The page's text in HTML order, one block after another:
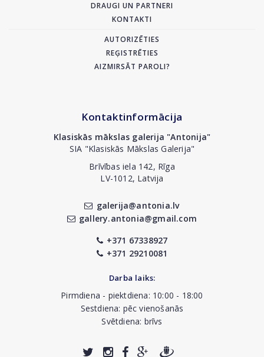
DRAUGI UN PARTNERI
KONTAKTI
AUTORIZĒTIES
REĢISTRĒTIES
AIZMIRSĀT PAROLI?
Kontaktinformācija
Klasiskās mākslas galerija "Antonija"
SIA "Klasiskās Mākslas Galerija"
Brīvības iela 142, Rīga
LV-1012, Latvija
galerija@antonia.lv
gallery.antonia@gmail.com
+371 67338927
+371 29210081
Darba laiks:
Pirmdiena - piektdiena: 10:00 - 18:00
Sestdiena: pēc vienošanās
Svētdiena: brīvs